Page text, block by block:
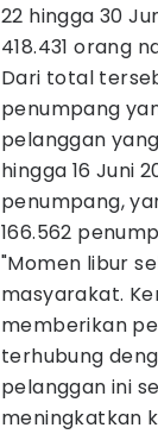
22 hingga 30
418.431 orang
Dari total
penumpang
pelanggan
hingga 16 Juni
penumpang,
166.562
"Momen libur
masyarakat.
memberikan
terhubung
pelanggan ini
meningkatkan